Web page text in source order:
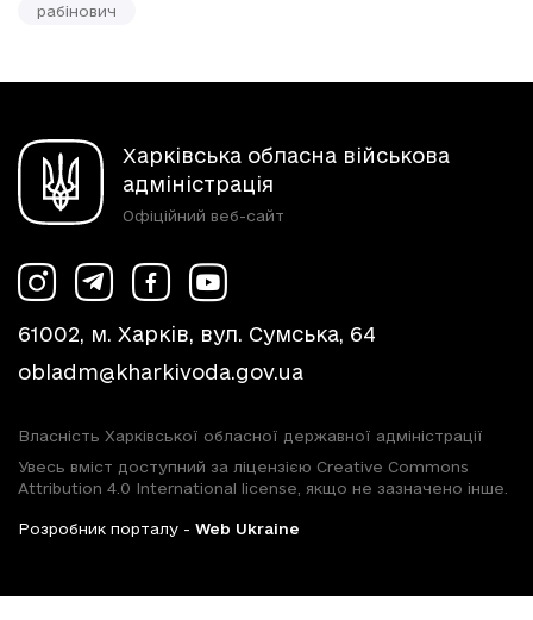
рабінович
Харківська обласна військова
адміністрація
Офіційний веб-сайт
61002, м. Харків, вул. Сумська, 64
obladm@kharkivoda.gov.ua
Власність Харківської обласної державної адміністрації
Увесь вміст доступний за ліцензією Creative Commons
Attribution 4.0 International license, якщо не зазначено інше.
Розробник порталу - Web Ukraine